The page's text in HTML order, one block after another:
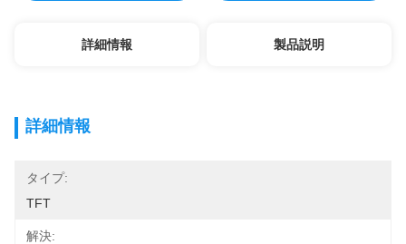
詳細情報 製品説明
詳細情報
タイプ:
TFT
解決: